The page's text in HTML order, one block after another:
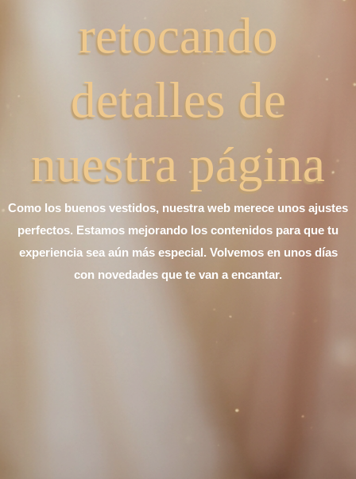
retocando
detalles de
nuestra página
Como los buenos vestidos, nuestra web merece unos ajustes
perfectos. Estamos mejorando los contenidos para que tu
experiencia sea aún más especial. Volvemos en unos días
con novedades que te van a encantar.